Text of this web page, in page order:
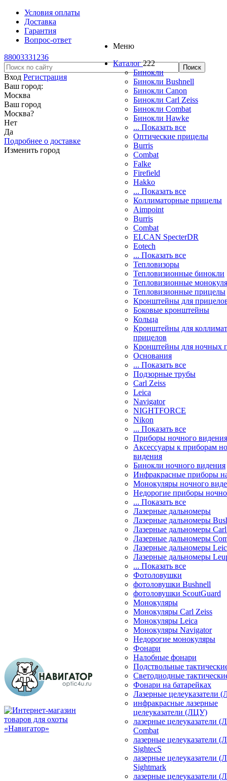
Условия оплаты
Доставка
Гарантия
Вопрос-ответ
88003331236
Вход Регистрация
Ваш город:
Москва
Ваш город
Москва?
Нет
Да
Подробнее о доставке
Изменить город
Меню
Каталог 222
Бинокли
Бинокли Bushnell
Бинокли Canon
Бинокли Carl Zeiss
Бинокли Combat
Бинокли Hawke
... Показать все
Оптические прицелы
Burris
Combat
Falke
Firefield
Hakko
... Показать все
Коллиматорные прицелы
Aimpoint
Burris
Combat
ELCAN SpecterDR
Eotech
... Показать все
Тепловизоры
Тепловизионные бинокли
Тепловизионные
Тепловизионные прицелы
Кронштейны для
Боковые кронштейны
Кольца
Кронштейны для
прицелов
Кронштейны для ночных
Основания
... Показать все
Подзорные трубы
Carl Zeiss
Leica
Navigator
NIGHTFORCE
Nikon
... Показать все
Приборы ночного видения
Аксессуары к приборам
видения
Бинокли ночного видения
Инфракрасные приборы
Монокуляры ночного
Недорогие приборы
... Показать все
Лазерные дальномеры
Лазерные дальномеры
Лазерные дальномеры
Лазерные дальномеры
Лазерные дальномеры
Лазерные дальномеры
... Показать все
Фотоловушки
фотоловушки Bushnell
фотоловушки ScoutGuard
Монокуляры
Монокуляры Carl Zeiss
Монокуляры Leica
Монокуляры Navigator
Недорогие монокуляры
Фонари
Налобные фонари
Подствольные
Светодиодные
Фонари на батарейках
Лазерные целеуказатели
инфракрасные лазерные
целеуказатели (ЛЦУ)
лазерные целеуказатели
Combat
лазерные целеуказатели
SightecS
лазерные целеуказатели
Sightmark
лазерные целеуказатели